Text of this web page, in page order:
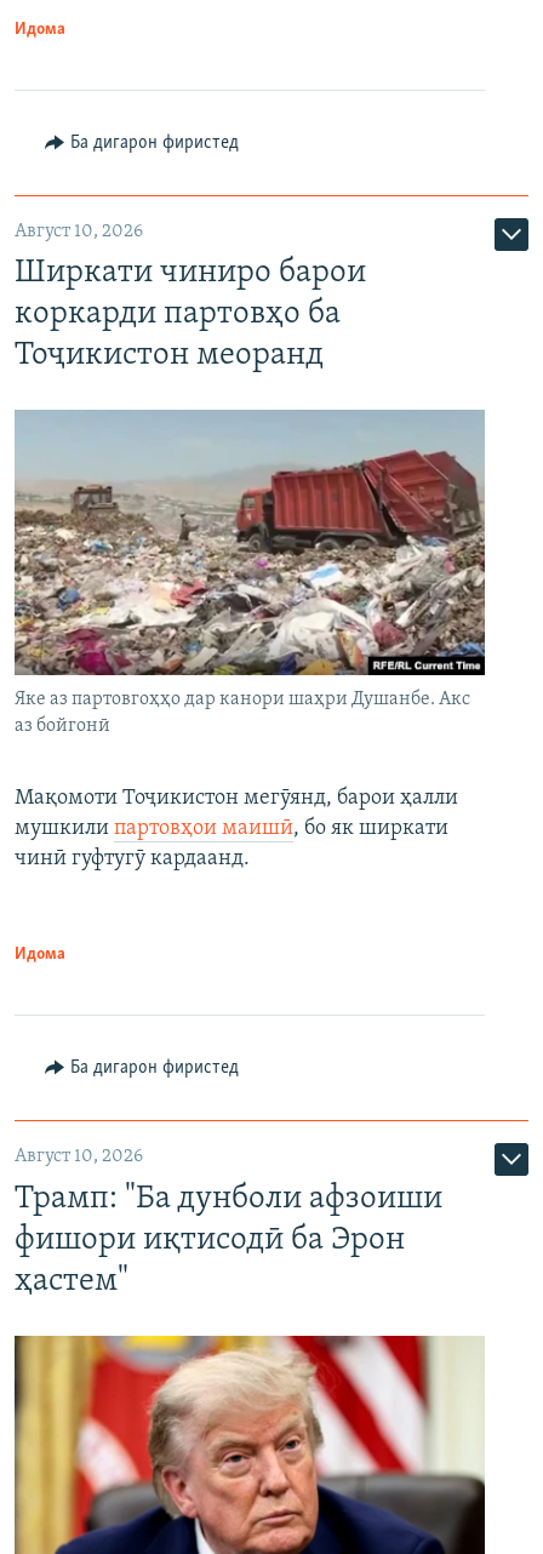
Идома
Ба дигарон фиристед
Август 10, 2026
Ширкати чиниро барои
коркарди партовҳо ба
Тоҷикистон меоранд
Яке аз партовгоҳҳо дар канори шаҳри Душанбе. Акс
аз бойгонӣ
Мақомоти Тоҷикистон мегӯянд, барои ҳалли
мушкили партовҳои маишӣ, бо як ширкати
чинӣ гуфтугӯ кардаанд.
Идома
Ба дигарон фиристед
Август 10, 2026
Трамп: "Ба дунболи афзоиши
фишори иқтисодӣ ба Эрон
ҳастем"